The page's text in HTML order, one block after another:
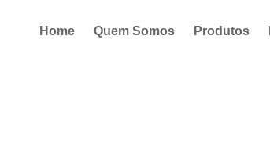
Home Quem Somos Produtos